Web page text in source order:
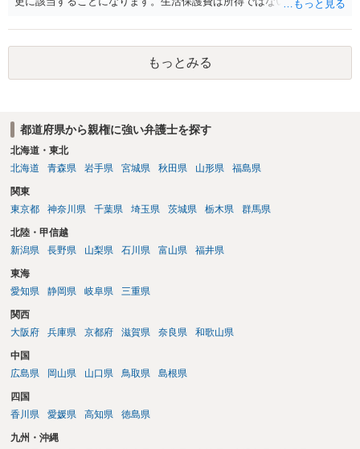
支払った場合に返還請求権が認められたり役所から何らかのペナルテ
ィが課されたりするわけではなく、「残りのお金で自己責任で生活せ
よ」ということになるので、生活保護を受給することになった時はす
みやかに合意のための話し合いあるいは調停申立てをすべきでしょ
もっとみる
都道府県から親権に強い弁護士を探す
北海道・東北
北海道
青森県 岩手県 宮城県 秋田県 山形県 福島県
関東
東京都
神奈川県 千葉県 埼玉県 茨城県 栃木県 群馬県
北陸・甲信越
新潟県
長野県 山梨県 石川県 富山県 福井県
東海
愛知県
静岡県 岐阜県 三重県
関西
大阪府
兵庫県 京都府 滋賀県 奈良県 和歌山県
中国
広島県
岡山県 山口県 鳥取県 島根県
四国
香川県
愛媛県 高知県 徳島県
九州・沖縄